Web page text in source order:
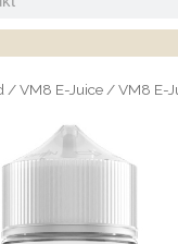
/VM8 E-Juice /VM8 E-